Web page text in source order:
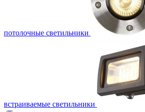
потолочные светильники
встраиваемые светильники